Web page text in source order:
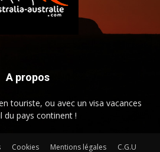
A propos
touriste, ou avec un visa vacances
du pays continent !
Cookies Mentions légales C.G.U